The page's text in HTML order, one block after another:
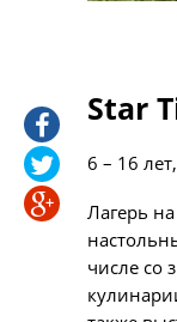
Star
6 – 16
Лагерь
числе со